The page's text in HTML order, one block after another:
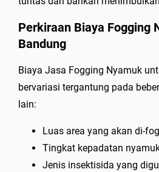
Perkiraan Biaya Fogging
Bandung
Biaya Jasa Fogging Nyamuk
bervariasi tergantung pada
lain:
Luas area yang akan di-
Tingkat kepadatan
Jenis insektisida yang